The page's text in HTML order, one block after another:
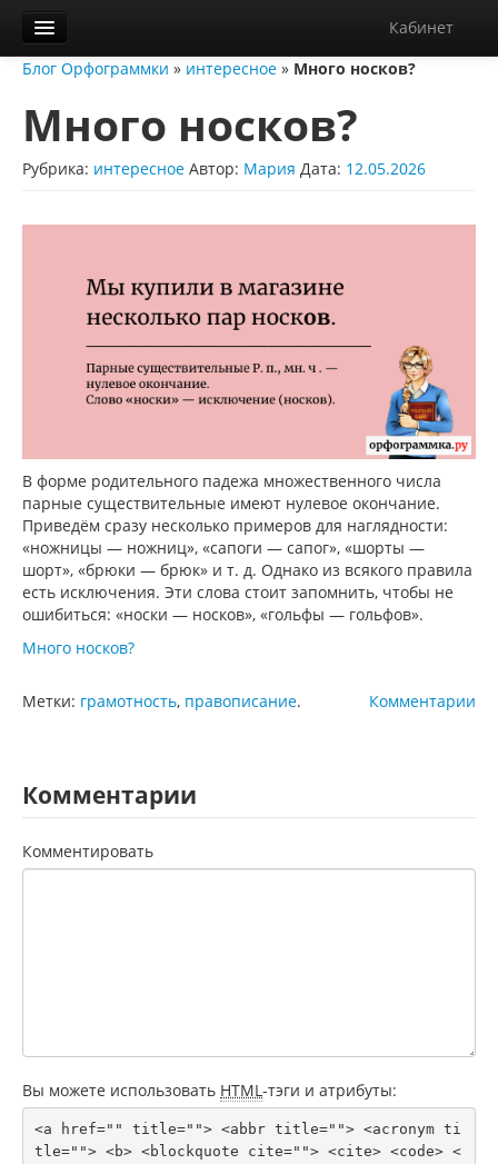
Кабинет
Орфограммка
Библиотека
Блог
Справка
Блог Орфограммки » интересное » Много носков?
Много носков?
Рубрика: интересное Автор: Мария Дата: 12.05.2026
В форме родительного падежа множественного числа
парные существительные имеют нулевое окончание.
Приведём сразу несколько примеров для наглядности:
«ножницы — ножниц», «сапоги — сапог», «шорты —
шорт», «брюки — брюк» и т. д. Однако из всякого правила
есть исключения. Эти слова стоит запомнить, чтобы не
ошибиться: «носки — носков», «гольфы — гольфов».
Много носков?
Комментарии
Метки: грамотность, правописание.
Комментарии
Комментировать
Вы можете использовать HTML -тэги и атрибуты:
<a href="" title=""> <abbr title=""> <acronym ti
tle=""> <b> <blockquote cite=""> <cite> <code> <